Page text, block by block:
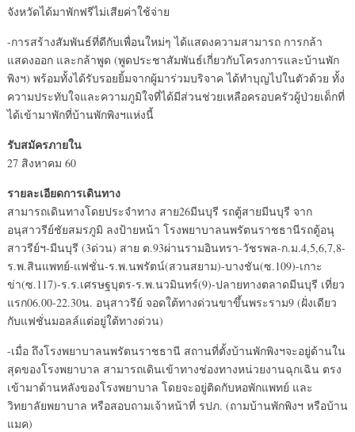
จังหวัดได้มาพักฟรีไม่เสียค่าใช้จ่าย
-การสร้างสัมพันธ์ที่ดีกับเพื่อนใหม่ๆ ได้แสดงความสามารถ การกล้า
แสดงออก และกล้าพูด (พูดประชาสัมพันธ์เกี่ยวกับโครงการและบ้านพัก
พิงฯ) พร้อมทั้งได้รับรอยยิ้มจากผู้มาร่วมบริจาค ได้ทำบุญไปในตัวด้วย ทั้ง
ความประทับใจและความภูมิใจที่ได้มีส่วนช่วยเหลือครอบครัวผู้ป่วยเด็กที่
ได้เข้ามาพักที่บ้านพักพิงฯแห่งนี้
รับสมัครภายใน
27 สิงหาคม 60
รายละเอียดการเดินทาง
สามารถเดินทางโดยประจำทาง สาย26มีนบุรี รถตู้สายมีนบุรี จาก
อนุสาวรีย์ชัยสมรภูมิ ลงป้ายหน้า โรงพยาบาลนพรัตนราชธานีรถตู้อนุ
สาวรีย์ฯ-มีนบุรี (3ด่วน) สาย ต.93ผ่านรามอินทรา-วัชรพล-ก.ม.4,5,6,7,8-
ร.พ.สินแพทย์-แฟชั่น-ร.พ.นพรัตน์(สวนสยาม)-บางชัน(ซ.109)-เกาะ
ข่า(ซ.117)-ร.ร.เศรษฐบุตร-ร.พ.นวมินทร์(9)-ปลายทางตลาดมีนบุรี เที่ยว
แรก06.00-22.30น. อนุสาวรีย์ จอดใต้ทางด่วนขาขึ้นพระราม9 (ฝั่งเดียว
กับแฟชั่นมอลล์แต่อยู่ใต้ทางด่วน)
-เมื่อ ถึงโรงพยาบาลนพรัตนราชธานี สถานที่ตั้งบ้านพักพิงฯจะอยู่ด้านใน
สุดของโรงพยาบาล สามารถเดินเข้าทางช่องทางหน่วยงานฉุกเฉิน ตรง
เข้ามาด้านหลังของโรงพยาบาล โดยจะอยู่ติดกับหอพักแพทย์ และ
วิทยาลัยพยาบาล หรือสอบถามเจ้าหน้าที่ รปภ. (ถามบ้านพักพิงฯ หรือบ้าน
แมค)